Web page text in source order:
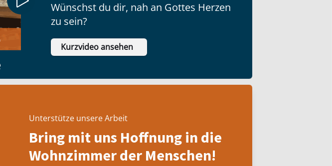
Wünschst du dir, nah an Gottes Herzen
zu sein?
Kurzvideo ansehen
Unterstütze unsere Arbeit
Bring mit uns Hoffnung in die
Wohnzimmer der Menschen!